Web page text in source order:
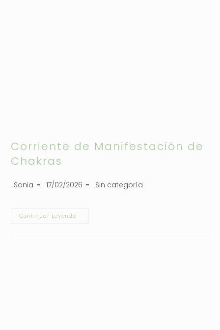
Corriente de Manifestación de
Chakras
Sonia 17/02/2026 Sin categoría
Continuar Leyendo